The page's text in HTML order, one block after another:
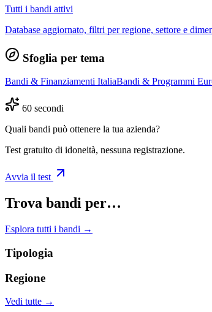
Tutti i bandi attivi
Database aggiornato, filtri per regione, settore e
Sfoglia per tema
Bandi & Finanziamenti ItaliaBandi & Programmi
60 secondi
Quali bandi può ottenere la tua azienda?
Test gratuito di idoneità, nessuna registrazione.
Avvia il test
Trova bandi per…
Esplora tutti i bandi →
Tipologia
Regione
Vedi tutte →